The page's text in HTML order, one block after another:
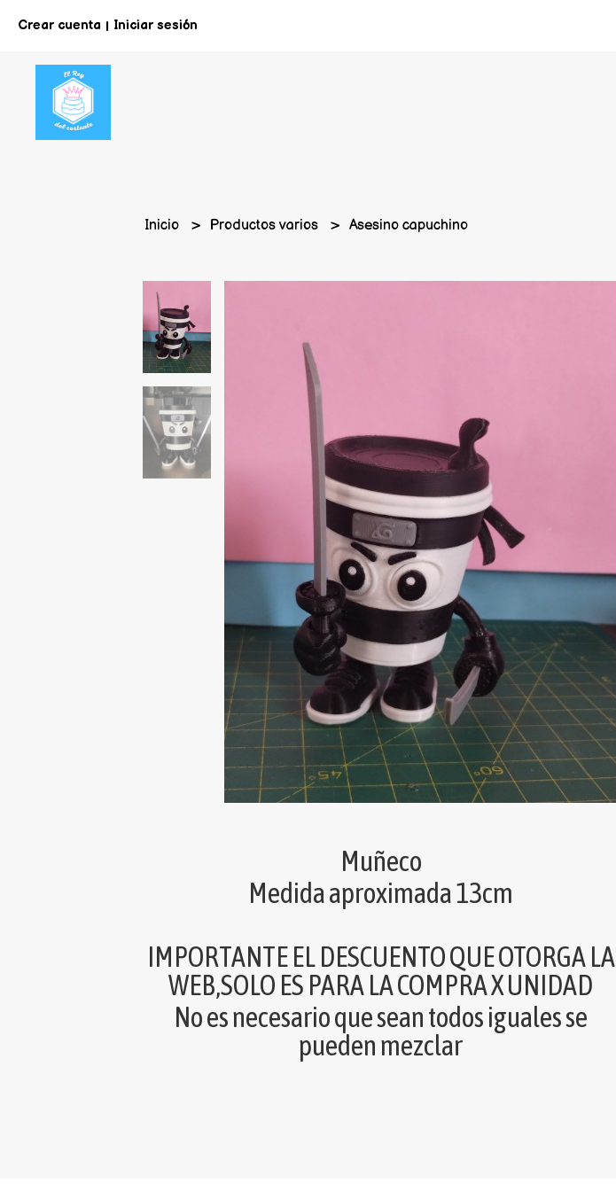
Crear cuenta | Iniciar sesión
Inicio Productos varios Asesino capuchino
Muñeco
Medida aproximada 13cm
IMPORTANTE EL DESCUENTO QUE OTORGA LA
WEB,SOLO ES PARA LA COMPRA X UNIDAD
No es necesario que sean todos iguales se
pueden mezclar